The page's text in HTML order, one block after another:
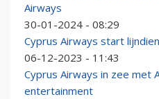
Airways
30-01-2024 - 08:29
Cyprus Airways start
06-12-2023 - 11:43
Cyprus Airways in zee met
entertainment